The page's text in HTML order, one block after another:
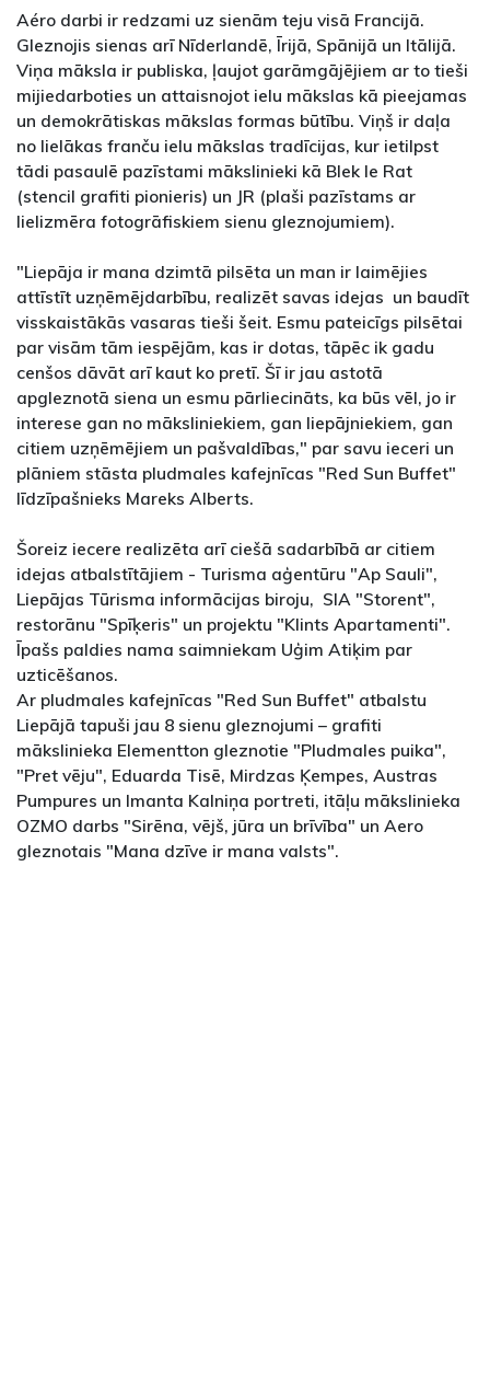
Aéro darbi ir redzami uz sienām teju visā Francijā.
Gleznojis sienas arī Nīderlandē, Īrijā, Spānijā un Itālijā.
Viņa māksla ir publiska, ļaujot garāmgājējiem ar to tieši
mijiedarboties un attaisnojot ielu mākslas kā pieejamas
un demokrātiskas mākslas formas būtību. Viņš ir daļa
no lielākas franču ielu mākslas tradīcijas, kur ietilpst
tādi pasaulē pazīstami mākslinieki kā Blek le Rat
(stencil grafiti pionieris) un JR (plaši pazīstams ar
lielizmēra fotogrāfiskiem sienu gleznojumiem).
"Liepāja ir mana dzimtā pilsēta un man ir laimējies
attīstīt uzņēmējdarbību, realizēt savas idejas un baudīt
visskaistākās vasaras tieši šeit. Esmu pateicīgs pilsētai
par visām tām iespējām, kas ir dotas, tāpēc ik gadu
cenšos dāvāt arī kaut ko pretī. Šī ir jau astotā
apgleznotā siena un esmu pārliecināts, ka būs vēl, jo ir
interese gan no māksliniekiem, gan liepājniekiem, gan
citiem uzņēmējiem un pašvaldības," par savu ieceri un
plāniem stāsta pludmales kafejnīcas "Red Sun Buffet"
līdzīpašnieks Mareks Alberts.
Šoreiz iecere realizēta arī ciešā sadarbībā ar citiem
idejas atbalstītājiem - Turisma aģentūru "Ap Sauli",
Liepājas Tūrisma informācijas biroju, SIA "Storent",
restorānu "Spīķeris" un projektu "Klints Apartamenti".
Īpašs paldies nama saimniekam Uģim Atiķim par
uzticēšanos.
Ar pludmales kafejnīcas "Red Sun Buffet" atbalstu
Liepājā tapuši jau 8 sienu gleznojumi – grafiti
mākslinieka Elementton gleznotie "Pludmales puika",
"Pret vēju", Eduarda Tisē, Mirdzas Ķempes, Austras
Pumpures un Imanta Kalniņa portreti, itāļu mākslinieka
OZMO darbs "Sirēna, vējš, jūra un brīvība" un Aero
gleznotais "Mana dzīve ir mana valsts".